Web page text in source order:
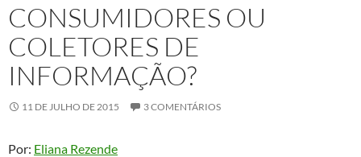
CONSUMIDORES OU
COLETORES DE
INFORMAÇÃO?
11 DE JULHO DE 2015 3 COMENTÁRIOS
Por: Eliana Rezende